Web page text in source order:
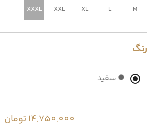
M
L
XL
XXL
XXXL
رنگ
سفید
14,750,000 تومان